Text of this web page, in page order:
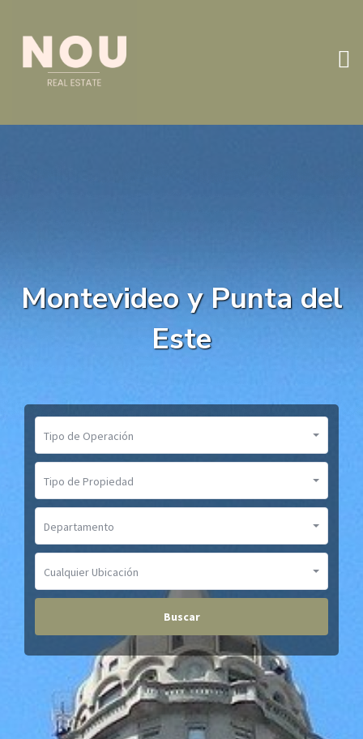
Montevideo y Punta del
Este
Tipo de Operación
Tipo de Propiedad
Departamento
Cualquier Ubicación
Buscar